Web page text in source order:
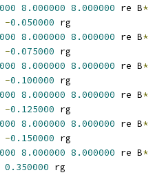
8.000000 8.000000 re B*
-0.050000 rg
8.000000 8.000000 re B*
-0.075000 rg
8.000000 8.000000 re B*
-0.100000 rg
8.000000 8.000000 re B*
-0.125000 rg
8.000000 8.000000 re B*
-0.150000 rg
8.000000 8.000000 re B*
0.350000 rg